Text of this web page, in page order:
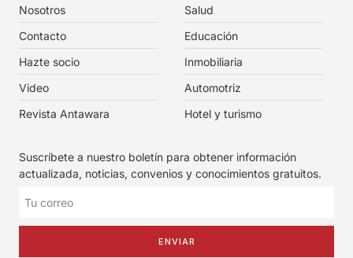
Nosotros
Contacto
Hazte socio
Video
Revista Antawara
Salud
Educación
Inmobiliaria
Automotriz
Hotel y turismo
Suscríbete a nuestro boletín para obtener información
actualizada, noticias, convenios y conocimientos gratuitos.
ENVIAR